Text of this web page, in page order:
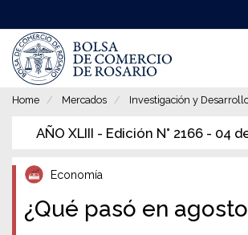
al
contenido
principal
Home Mercados Investigación y
AÑO XLIII - Edición N° 2166 - 04
Economía
¿Qué pasó en